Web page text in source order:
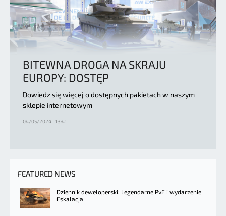
BITEWNA DROGA NA SKRAJU
EUROPY: DOSTĘP
Dowiedz się więcej o dostępnych pakietach w naszym
sklepie internetowym
04/05/2024 - 13:41
FEATURED NEWS
Dziennik deweloperski: Legendarne PvE i wydarzenie
Eskalacja